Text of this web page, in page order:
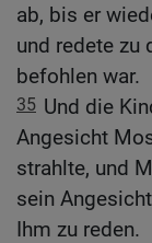
ab, bis er
und redete zu
befohlen war.
35 Und die
Angesicht
strahlte, und
sein
Ihm zu reden.